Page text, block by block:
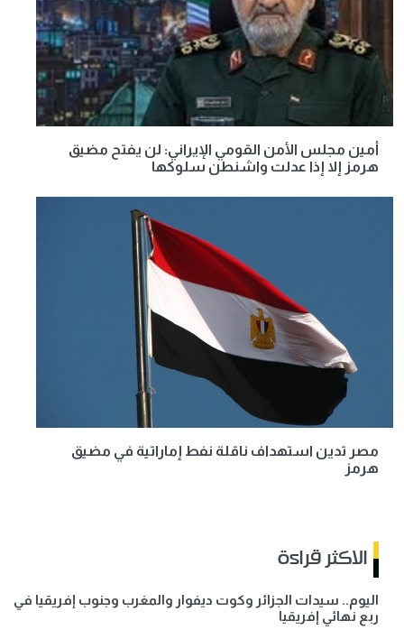
أمين مجلس الأمن القومي الإيراني: لن يفتح مضيق
هرمز إلا إذا عدلت واشنطن سلوكها
مصر تدين استهداف ناقلة نفط إماراتية في مضيق
هرمز
الاكثر قراءة
اليوم.. سيدات الجزائر وكوت ديفوار والمغرب وجنوب إفريقيا في
ربع نهائي إفريقيا